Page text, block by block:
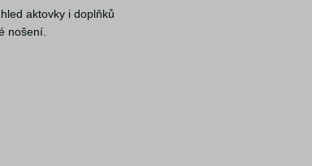
aktovky i doplňků
nošení.